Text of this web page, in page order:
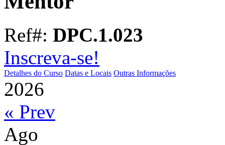
Ref#: DPC.1.023
Inscreva-se!
Detalhes do Curso Datas e Locais Outras Informações
2026
« Prev
Ago